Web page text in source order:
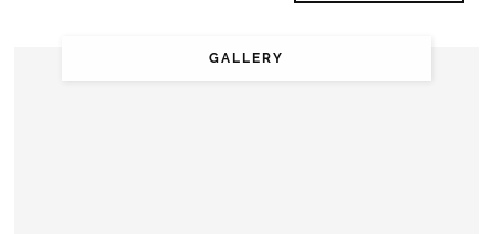
GALLERY